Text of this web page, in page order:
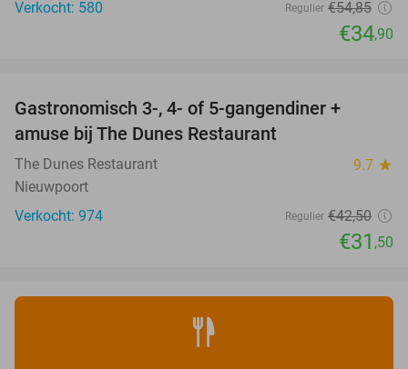
Verkocht: 580 Regulier €54,85
€34,90
Gastronomisch 3-, 4- of 5-gangendiner +
amuse bij The Dunes Restaurant
The Dunes Restaurant 9.7 star
Nieuwpoort
Verkocht: 974
Regulier €42,50
€31 ,50